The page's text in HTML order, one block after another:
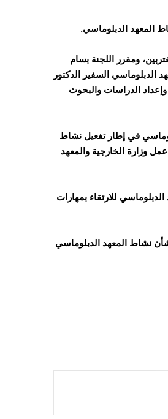
المعهد الدبلوماسي.
ومقرر اللجنة بسام
الدبلوماسي السفير الدكتور
الدراسات والبحوث
في إطار تفعيل نشاط
وزارة الخارجية والمعهد
للارتقاء بمهارات
نشاط المعهد الدبلوماسي